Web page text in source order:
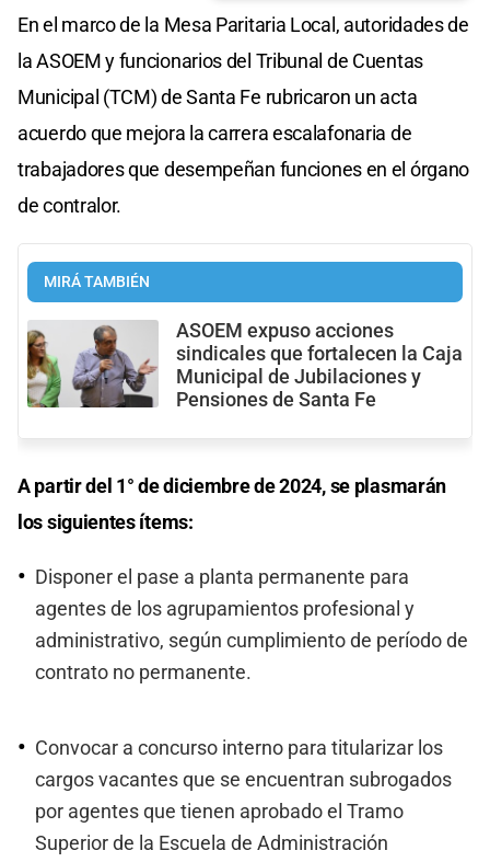
En el marco de la Mesa Paritaria Local, autoridades de
la ASOEM y funcionarios del Tribunal de Cuentas
Municipal (TCM) de Santa Fe rubricaron un acta
acuerdo que mejora la carrera escalafonaria de
trabajadores que desempeñan funciones en el órgano
de contralor.
MIRÁ TAMBIÉN
ASOEM expuso acciones
sindicales que fortalecen la Caja
Municipal de Jubilaciones y
Pensiones de Santa Fe
A partir del 1° de diciembre de 2024, se plasmarán
los siguientes ítems:
Disponer el pase a planta permanente para
agentes de los agrupamientos profesional y
administrativo, según cumplimiento de período de
contrato no permanente.
Convocar a concurso interno para titularizar los
cargos vacantes que se encuentran subrogados
por agentes que tienen aprobado el Tramo
Superior de la Escuela de Administración